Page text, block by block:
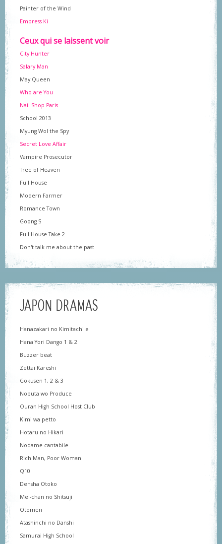
Painter of the Wind
Empress Ki
Ceux qui se laissent voir
City Hunter
Salary Man
May Queen
Who are You
Nail Shop Paris
School 2013
Myung Wol the Spy
Secret Love Affair
Vampire Prosecutor
Tree of Heaven
Full House
Modern Farmer
Romance Town
Goong S
Full House Take 2
Don't talk me about the past
JAPON DRAMAS
Hanazakari no Kimitachi e
Hana Yori Dango 1 & 2
Buzzer beat
Zettai Kareshi
Gokusen 1, 2 & 3
Nobuta wo Produce
Ouran High School Host Club
Kimi wa petto
Hotaru no Hikari
Nodame cantabile
Rich Man, Poor Woman
Q10
Densha Otoko
Mei-chan no Shitsuji
Otomen
Atashinchi no Danshi
Samurai High School